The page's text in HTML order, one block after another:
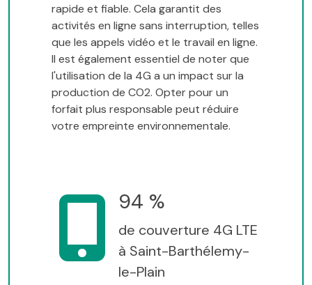
rapide et fiable. Cela garantit des
activités en ligne sans interruption, telles
que les appels vidéo et le travail en ligne.
Il est également essentiel de noter que
l'utilisation de la 4G a un impact sur la
production de CO2. Opter pour un
forfait plus responsable peut réduire
votre empreinte environnementale.
94 %
de couverture 4G LTE
à Saint-Barthélemy-
le-Plain